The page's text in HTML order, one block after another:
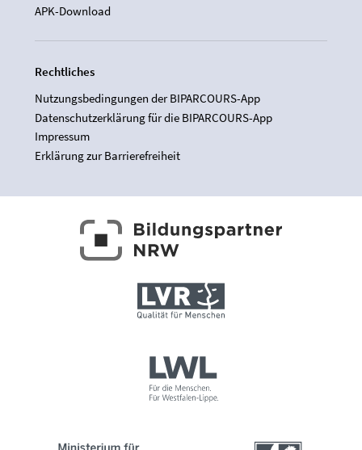
APK-Download
Rechtliches
Nutzungsbedingungen der BIPARCOURS-App
Datenschutzerklärung für die BIPARCOURS-App
Impressum
Erklärung zur Barrierefreiheit